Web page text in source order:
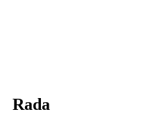
Rada